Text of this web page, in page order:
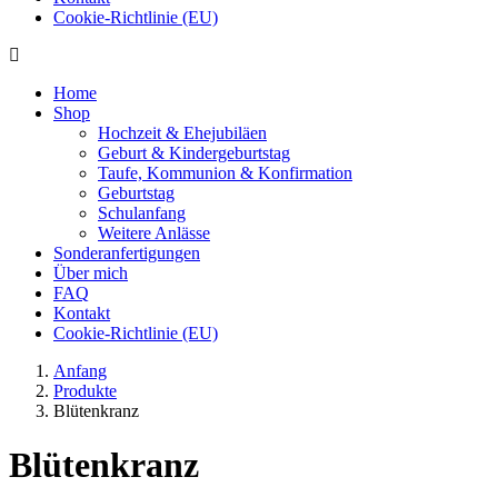
Cookie-Richtlinie (EU)
Home
Shop
Hochzeit & Ehejubiläen
Geburt & Kindergeburtstag
Taufe, Kommunion & Konfirmation
Geburtstag
Schulanfang
Weitere Anlässe
Sonderanfertigungen
Über mich
FAQ
Kontakt
Cookie-Richtlinie (EU)
Anfang
Produkte
Blütenkranz
Blütenkranz